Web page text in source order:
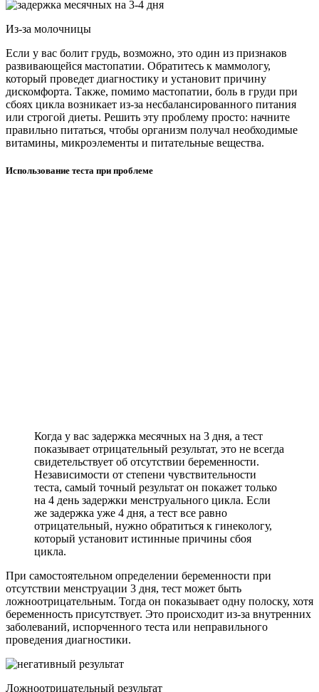
Из-за молочницы
Если у вас болит грудь, возможно, это один из признаков
развивающейся мастопатии. Обратитесь к маммологу,
который проведет диагностику и установит причину
дискомфорта. Также, помимо мастопатии, боль в груди при
сбоях цикла возникает из-за несбалансированного питания
или строгой диеты. Решить эту проблему просто: начните
правильно питаться, чтобы организм получал необходимые
витамины, микроэлементы и питательные вещества.
Использование теста при проблеме
Когда у вас задержка месячных на 3 дня, а тест
показывает отрицательный результат, это не всегда
свидетельствует об отсутствии беременности.
Независимости от степени чувствительности
теста, самый точный результат он покажет только
на 4 день задержки менструального цикла. Если
же задержка уже 4 дня, а тест все равно
отрицательный, нужно обратиться к гинекологу,
который установит истинные причины сбоя
цикла.
При самостоятельном определении беременности при
отсутствии менструации 3 дня, тест может быть
ложноотрицательным. Тогда он показывает одну полоску, хотя
беременность присутствует. Это происходит из-за внутренних
заболеваний, испорченного теста или неправильного
проведения диагностики.
Ложноотрицательный результат